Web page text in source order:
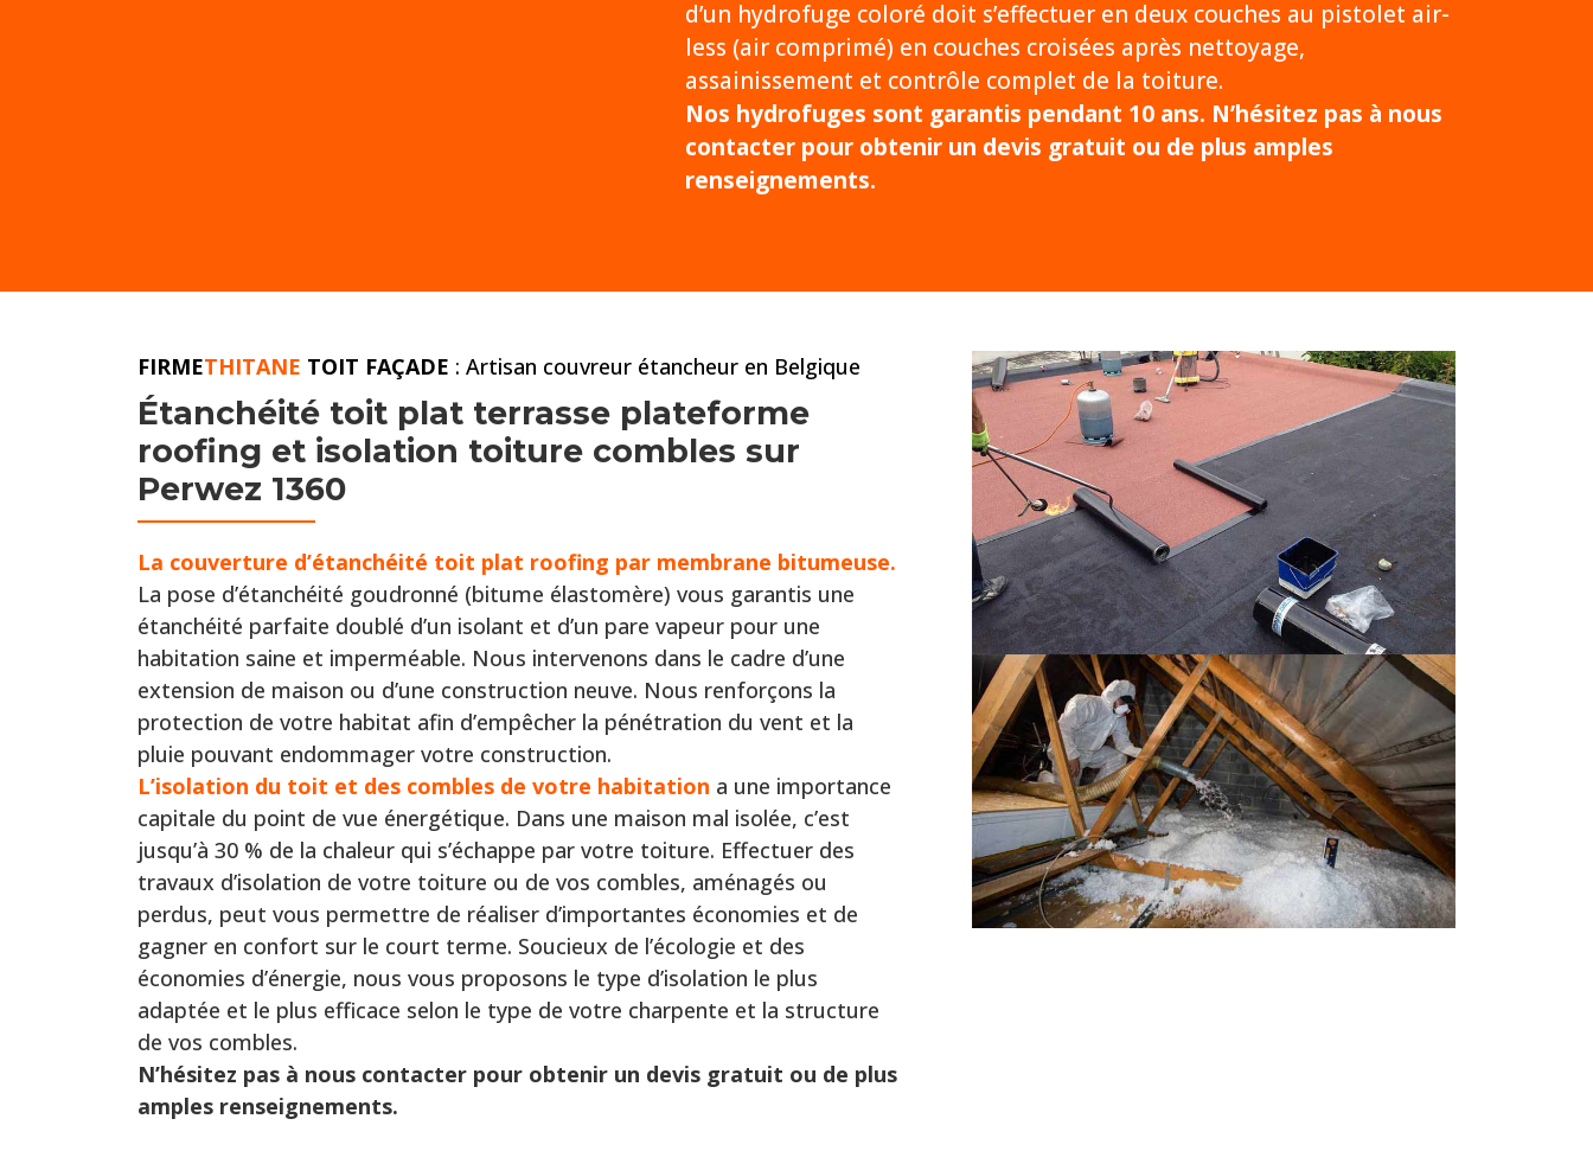
d’un hydrofuge coloré doit s’effectuer en deux couches au pistolet air-
less (air comprimé) en couches croisées après nettoyage,
assainissement et contrôle complet de la toiture.
Nos hydrofuges sont garantis pendant 10 ans. N’hésitez pas à nous
contacter pour obtenir un devis gratuit ou de plus amples
renseignements.
FIRMETHITANE TOIT FAÇADE : Artisan couvreur étancheur en Belgique
Étanchéité toit plat terrasse plateforme
roofing et isolation toiture combles sur
Perwez 1360
La couverture d’étanchéité toit plat roofing par membrane bitumeuse.
La pose d’étanchéité goudronné (bitume élastomère) vous garantis une
étanchéité parfaite doublé d’un isolant et d’un pare vapeur pour une
habitation saine et imperméable. Nous intervenons dans le cadre d’une
extension de maison ou d’une construction neuve. Nous renforçons la
protection de votre habitat afin d’empêcher la pénétration du vent et la
pluie pouvant endommager votre construction.
L’isolation du toit et des combles de votre habitation a une importance
capitale du point de vue énergétique. Dans une maison mal isolée, c’est
jusqu’à 30 % de la chaleur qui s’échappe par votre toiture. Effectuer des
travaux d’isolation de votre toiture ou de vos combles, aménagés ou
perdus, peut vous permettre de réaliser d’importantes économies et de
gagner en confort sur le court terme. Soucieux de l’écologie et des
économies d’énergie, nous vous proposons le type d’isolation le plus
adaptée et le plus efficace selon le type de votre charpente et la structure
de vos combles.
N’hésitez pas à nous contacter pour obtenir un devis gratuit ou de plus
amples renseignements.